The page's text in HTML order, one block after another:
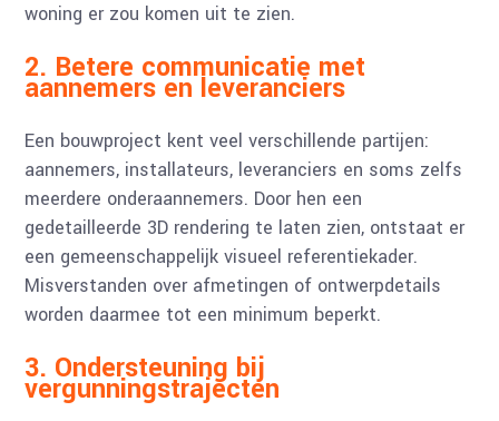
woning er zou komen uit te zien.
2. Betere communicatie met
aannemers en leveranciers
Een bouwproject kent veel verschillende partijen:
aannemers, installateurs, leveranciers en soms zelfs
meerdere onderaannemers. Door hen een
gedetailleerde 3D rendering te laten zien, ontstaat er
een gemeenschappelijk visueel referentiekader.
Misverstanden over afmetingen of ontwerpdetails
worden daarmee tot een minimum beperkt.
3. Ondersteuning bij
vergunningstrajecten